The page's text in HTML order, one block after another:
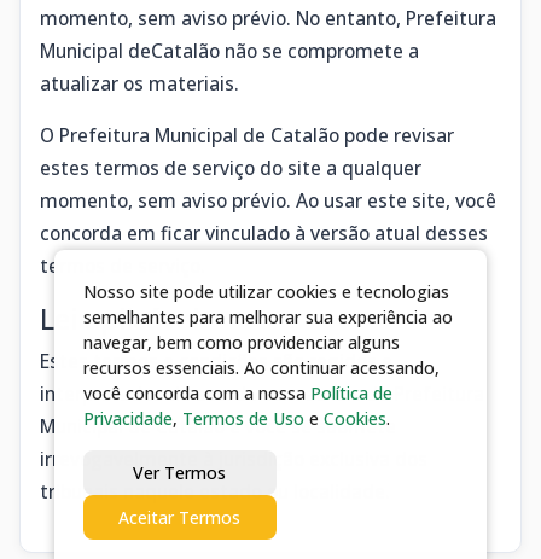
momento, sem aviso prévio. No entanto, Prefeitura
Municipal deCatalão não se compromete a
atualizar os materiais.
O Prefeitura Municipal de Catalão pode revisar
estes termos de serviço do site a qualquer
momento, sem aviso prévio. Ao usar este site, você
concorda em ficar vinculado à versão atual desses
termos de serviço.
Lei aplicável
Estes termos e condições são regidos e
interpretados de acordo com as leis do Prefeitura
Municipal de Catalão e você se submete
irrevogavelmente à jurisdição exclusiva dos
tribunais naquele estado ou localidade.
Nosso site pode utilizar cookies e tecnologias
semelhantes para melhorar sua experiência ao
navegar, bem como providenciar alguns
recursos essenciais. Ao continuar acessando,
você concorda com a nossa Política de
Privacidade, Termos de Uso e Cookies.
Ver Termos
Aceitar Termos